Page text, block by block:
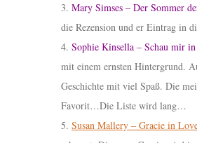
3. Mary Simses – Der Sommer
die Rezension und er Eintrag in
4. Sophie Kinsella – Schau mir
mit einem ernsten Hintergrund.
Geschichte mit viel Spaß. Die
Favorit…Die Liste wird lang…
5. Susan Mallery – Gracie in